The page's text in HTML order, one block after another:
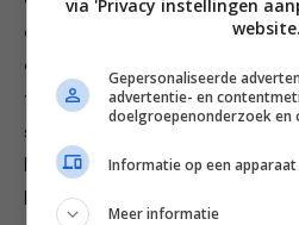
een warm strand zijn
drankjes te koelen? Scoor dan
feestje een zak ijs. Beetje
strandemmertje, fles erin en hij
kunt er eventueel nog een
koelen de drankjes nog sneller.
via 'Privacy instellingen
website.
Gepersonaliseerde
advertentie- en
doelgroepenonderzoek en
Informatie op een
Meer informatie